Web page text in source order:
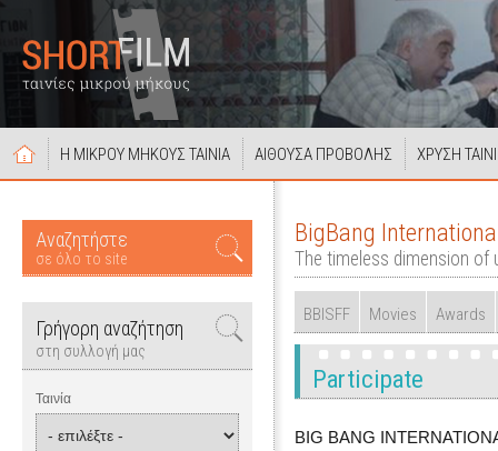
Η ΜΙΚΡΟΥ ΜΗΚΟΥΣ ΤΑΙΝΙΑ ΑΙΘΟΥΣΑ ΠΡΟΒΟΛΗΣ ΧΡΥΣΗ
Αναζητήστε
σε όλο το site
Γρήγορη αναζήτηση
στη συλλογή μας
Ταινία
BigBang
The timeless dimension of
BBISFF Movies Awards
Participate
BIG BANG